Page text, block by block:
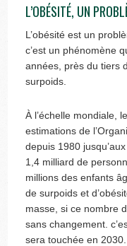
L’OBÉSITÉ, UN
L’obésité est un
c’est un phénomène
années, près du tiers
surpoids.
À l’échelle mondiale,
estimations de
depuis 1980
1,4 milliard de
millions des enfants
de surpoids et
masse, si ce nombre
sans changement.
sera touchée en